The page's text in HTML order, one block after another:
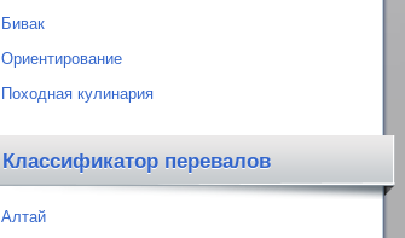
Бивак
Ориентирование
Походная кулинария
Классификатор перевалов
Алтай